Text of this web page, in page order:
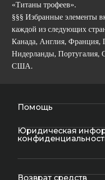
«Титаны трофеев».
§§§ Избранные элементы
каждой из следующих
Канада, Англия, Франция,
Нидерланды, Португалия,
США.
Помощь
Юридическая
Возврат средств